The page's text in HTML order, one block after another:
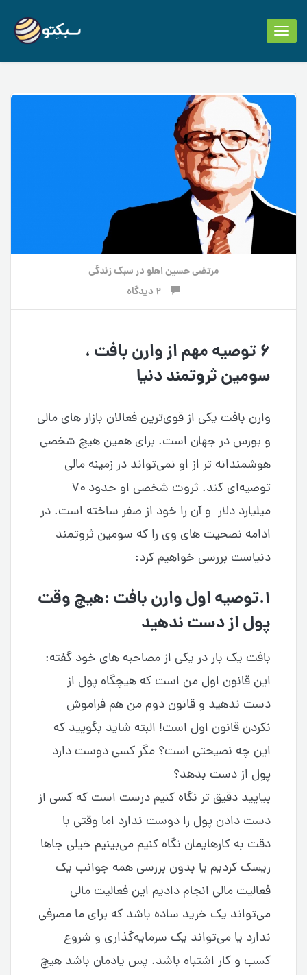
Toggle
navigation
مرتضی حسین اهلو درسبک زندگی
۶ توصیه مهم از وارن بافت ،
سومین ثروتمند دنیا
وارن بافت یکی از قوی‌ترین فعالان بازار های مالی
و بورس در جهان است. برای همین هیچ شخصی
هوشمندانه تر از او نمی‌تواند در زمینه مالی
توصیه‌ای کند. ثروت شخصی او حدود ۷۰
میلیارد دلار و آن را خود از صفر ساخته است. در
ادامه نصحیت های وی را که سومین ثروتمند
دنیاست بررسی خواهیم کرد:
۱.توصیه اول وارن بافت :هیچ وقت
پول از دست ندهید
بافت یک بار در یکی از مصاحبه های خود گفته:
این قانون اول من است که هیچگاه پول از
دست ندهید و قانون دوم من هم فراموش
نکردن قانون اول است! البته شاید بگویید که
این چه نصیحتی است؟ مگر کسی دوست دارد
پول از دست بدهد؟
بیایید دقیق تر نگاه کنیم درست است که کسی از
دست دادن پول را دوست ندارد اما وقتی با
دقت به کارهایمان نگاه کنیم می‌بینیم خیلی جاها
ریسک کردیم یا بدون بررسی همه جوانب یک
فعالیت مالی انجام دادیم این فعالیت مالی
می‌تواند یک خرید ساده باشد که برای ما مصرفی
ندارد یا می‌تواند یک سرمایه‌گذاری و شروع
کسب و کار اشتباه باشد. پس یادمان باشد هیچ